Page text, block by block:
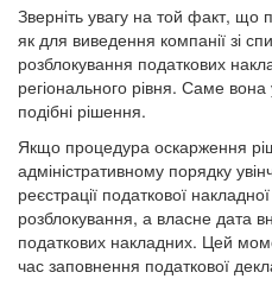
Зверніть увагу на той факт, що
як для виведення компанії зі
розблокування податкових
регіонального рівня. Саме
подібні рішення.
Якщо процедура оскарження
адміністративному порядку
реєстрації податкової
розблокування, а власне дата
податкових накладних. Цей
час заповнення податкової